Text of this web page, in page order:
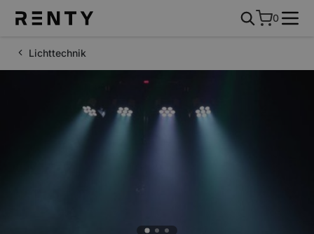
0
Lichttechnik